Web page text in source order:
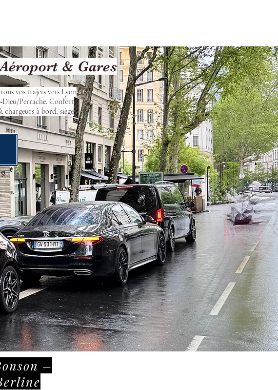
& Gares
vos trajets vers Lyon
Perrache. Confort
chargeurs à bord, siège
–